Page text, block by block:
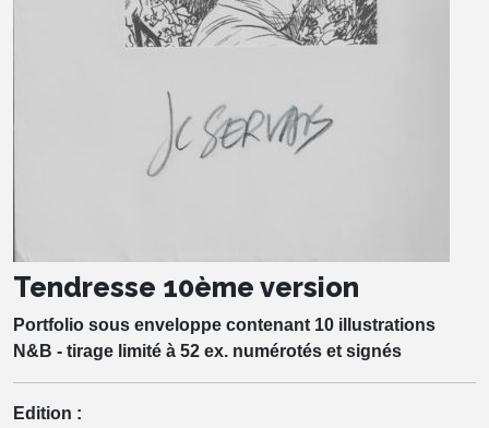
Tendresse 10ème version
Portfolio sous enveloppe contenant 10 illustrations
N&B - tirage limité à 52 ex. numérotés et signés
Edition :